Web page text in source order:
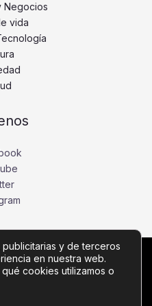
Negocios
vida
reservados -
y de terceros
en nuestra web.
cookies utilizamos o